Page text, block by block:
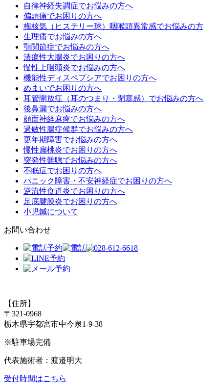
自律神経失調症でお悩みの方へ
偏頭痛でお困りの方へ
梅核気（ヒステリー球）咽喉頭異常感でお悩みの方
生理痛でお悩みの方へ
顎関節症でお悩みの方へ
潰瘍性大腸炎でお困りの方へ
慢性上咽頭炎でお悩みの方へ
機能性ディスペプシアでお困りの方へ
めまいでお困りの方へ
耳管開放症（耳のつまり・閉塞感）でお悩みの方へ
後鼻漏でお悩みの方へ
顔面神経麻痺でお悩みの方へ
過敏性腸症候群でお悩みの方へ
更年期障害でお悩みの方へ
慢性扁桃炎でお困りの方へ
突発性難聴でお悩みの方へ
不眠症でお困りの方へ
パニック障害・不安神経症でお困りの方へ
逆流性食道炎でお困りの方へ
足底腱膜炎でお困りの方へ
小児鍼について
お問い合わせ
【住所】
〒321-0968
栃木県宇都宮市中今泉1-9-38
※駐車場完備
代表施術者：渡邉明大
受付時間はこちら